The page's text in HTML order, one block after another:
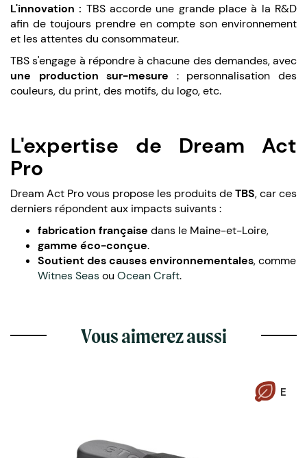
L'innovation : TBS accorde une grande place à la R&D
afin de toujours prendre en compte son environnement
et les attentes du consommateur.
TBS s'engage à répondre à chacune des demandes, avec
une production sur-mesure : personnalisation des
couleurs, du print, des motifs, du logo, etc.
L'expertise de Dream Act
Pro
Dream Act Pro vous propose les produits deTBS, car ces
derniers répondent aux impacts suivants :
fabrication française dans le Maine-et-Loire,
gamme éco-conçue.
Soutient des causes environnementales, comme
Witnes Seasou Ocean Craft.
Vous aimerez aussi
E